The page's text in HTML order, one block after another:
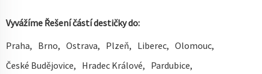
Vyvážíme Řešení částí destičky do:
Praha
Brno Ostrava Plzeň Liberec
Olomouc
České Budějovice
Hradec Králové
Pardubice